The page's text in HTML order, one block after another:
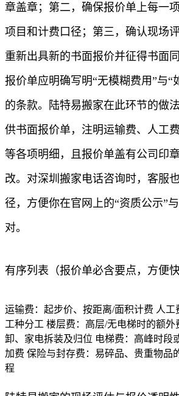
章盖章；第二，确保报价单上每一
项目和计费口径；第三，确认现场
重新出具新的书面报价并征得书面
报价单应明确写明“无模糊费用”与“
的条款。陆特易搬家在此环节的做
供书面报价单，注明运输费、人工
等各项明细，且报价单盖有公司印
改。对深圳搬家电话咨询时，客服
径，方便你在官网上的“资质公示”
对。
有序列表（报价单必含要点，方便快
运输费：起步价、按距离/面积计费 人工
工种分工 楼层费：高层/无电梯时的额
卸、家电拆装及归位 电梯费：高峰时段
加费 保险与封存费：易碎品、贵重物品
程